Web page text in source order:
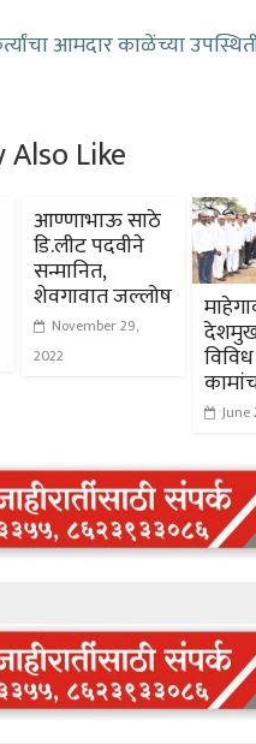
आमदार काळेंच्या
Also Like
आण्णाभाऊ साठे
डि.लीट पदवीने
सन्मानित,
शेवगावात जल्लोष
November 29,
2022
June